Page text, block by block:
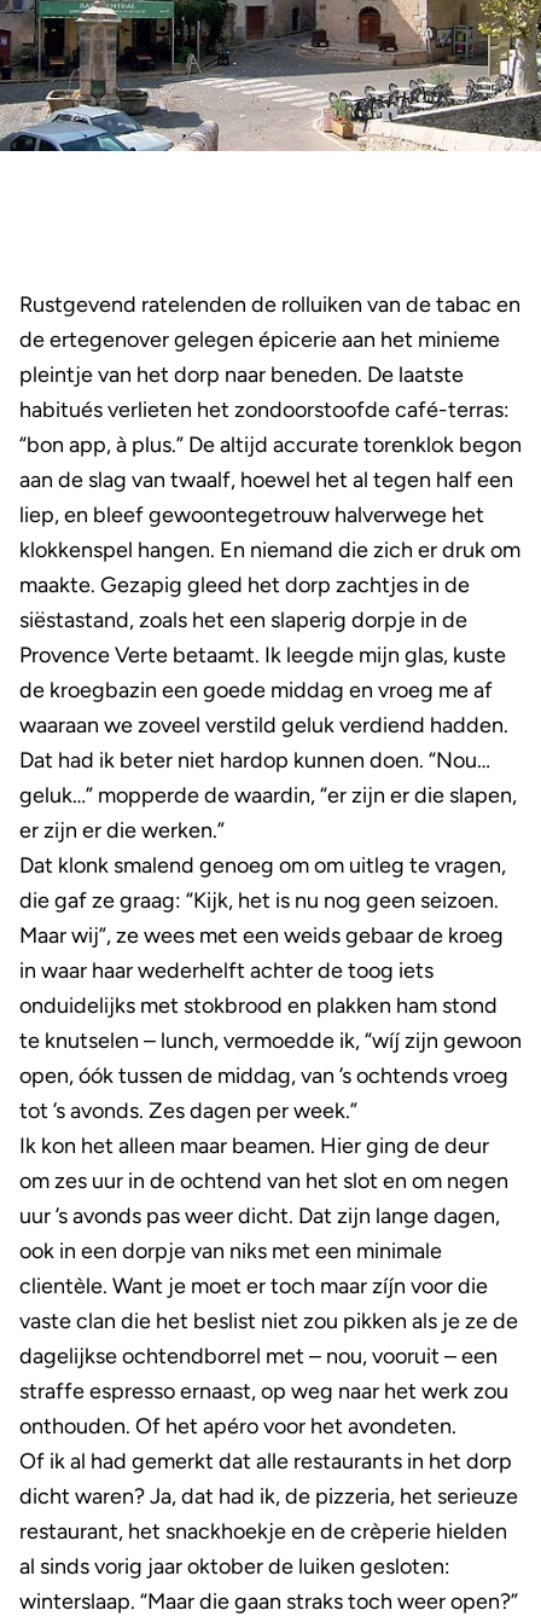
Rustgevend ratelenden de rolluiken van de tabac en
de ertegenover gelegen épicerie aan het minieme
pleintje van het dorp naar beneden. De laatste
habitués verlieten het zondoorstoofde café-terras:
“bon app, à plus.” De altijd accurate torenklok begon
aan de slag van twaalf, hoewel het al tegen half een
liep, en bleef gewoontegetrouw halverwege het
klokkenspel hangen. En niemand die zich er druk om
maakte. Gezapig gleed het dorp zachtjes in de
siëstastand, zoals het een slaperig dorpje in de
Provence Verte betaamt. Ik leegde mijn glas, kuste
de kroegbazin een goede middag en vroeg me af
waaraan we zoveel verstild geluk verdiend hadden.
Dat had ik beter niet hardop kunnen doen. “Nou…
geluk…” mopperde de waardin, “er zijn er die slapen,
er zijn er die werken.”
Dat klonk smalend genoeg om om uitleg te vragen,
die gaf ze graag: “Kijk, het is nu nog geen seizoen.
Maar wij”, ze wees met een weids gebaar de kroeg
in waar haar wederhelft achter de toog iets
onduidelijks met stokbrood en plakken ham stond
te knutselen – lunch, vermoedde ik, “wíj zijn gewoon
open, óók tussen de middag, van ’s ochtends vroeg
tot ’s avonds. Zes dagen per week.”
Ik kon het alleen maar beamen. Hier ging de deur
om zes uur in de ochtend van het slot en om negen
uur ’s avonds pas weer dicht. Dat zijn lange dagen,
ook in een dorpje van niks met een minimale
clientèle. Want je moet er toch maar zíjn voor die
vaste clan die het beslist niet zou pikken als je ze de
dagelijkse ochtendborrel met – nou, vooruit – een
straffe espresso ernaast, op weg naar het werk zou
onthouden. Of het apéro voor het avondeten.
Of ik al had gemerkt dat alle restaurants in het dorp
dicht waren? Ja, dat had ik, de pizzeria, het serieuze
restaurant, het snackhoekje en de crèperie hielden
al sinds vorig jaar oktober de luiken gesloten:
winterslaap. “Maar die gaan straks toch weer open?”